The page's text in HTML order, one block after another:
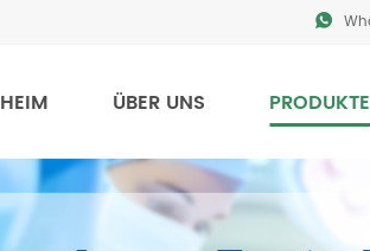
HEIM ÜBER UNS PRODUKTE